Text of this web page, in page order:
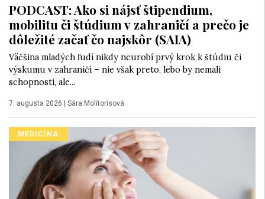
PODCAST: Ako si nájsť štipendium,
mobilitu či štúdium v zahraničí a prečo je
dôležité začať čo najskôr (SAIA)
Väčšina mladých ľudí nikdy neurobí prvý krok k štúdiu či
výskumu v zahraničí – nie však preto, lebo by nemali
schopnosti, ale...
7. augusta 2026 | Sára Molitorisová
MEDICÍNA